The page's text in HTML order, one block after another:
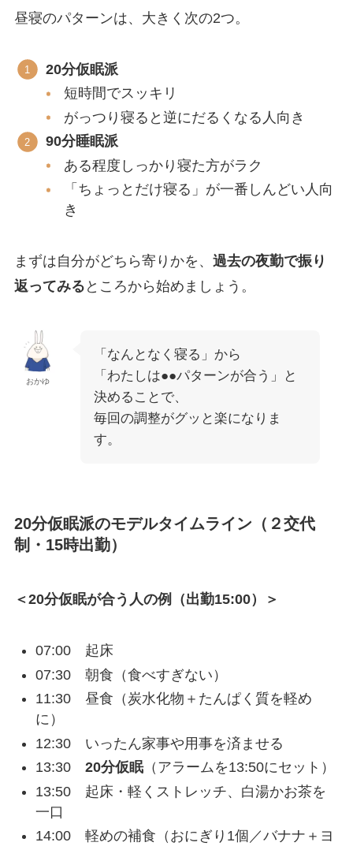
昼寝のパターンは、大きく次の2つ。
20分仮眠派
短時間でスッキリ
がっつり寝ると逆にだるくなる人向き
90分睡眠派
ある程度しっかり寝た方がラク
「ちょっとだけ寝る」が一番しんどい人向
き
まずは自分がどちら寄りかを、 過去の夜勤で振り
返ってみる ところから始めましょう。
おかゆ
「なんとなく寝る」から
「わたしは●●パターンが合う」と
決めることで、
毎回の調整がグッと楽になりま
す。
20分仮眠派のモデルタイムライン（２交代
制・15時出勤）
＜20分仮眠が合う人の例（出勤15:00）＞
07:00 起床
07:30 朝食（食べすぎない）
11:30 昼食（炭水化物＋たんぱく質を軽め
に）
12:30 いったん家事や用事を済ませる
13:30 20分仮眠（アラームを13:50にセット）
13:50 起床・軽くストレッチ、白湯かお茶を
一口
14:00 軽めの補食（おにぎり1個／バナナ＋ヨ